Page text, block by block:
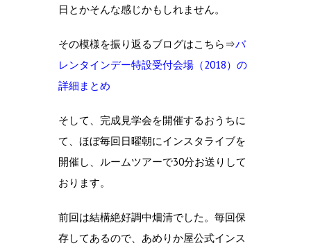
日とかそんな感じかもしれません。
その模様を振り返るブログはこちら⇒バ
レンタインデー特設受付会場（2018）の
詳細まとめ
そして、完成見学会を開催するおうちに
て、ほぼ毎回日曜朝にインスタライブを
開催し、ルームツアーで30分お送りして
おります。
前回は結構絶好調中畑清でした。毎回保
存してあるので、あめりか屋公式インス